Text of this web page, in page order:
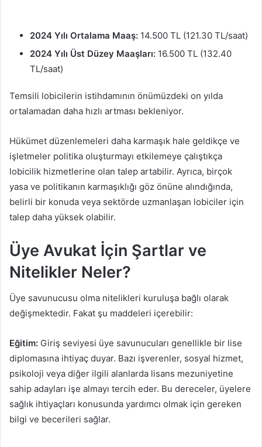
2024 Yılı Ortalama Maaş: 14.500 TL (121.30 TL/saat)
2024 Yılı Üst Düzey Maaşları: 16.500 TL (132.40
TL/saat)
Temsili lobicilerin istihdamının önümüzdeki on yılda
ortalamadan daha hızlı artması bekleniyor.
Hükümet düzenlemeleri daha karmaşık hale geldikçe ve
işletmeler politika oluşturmayı etkilemeye çalıştıkça
lobicilik hizmetlerine olan talep artabilir. Ayrıca, birçok
yasa ve politikanın karmaşıklığı göz önüne alındığında,
belirli bir konuda veya sektörde uzmanlaşan lobiciler için
talep daha yüksek olabilir.
Üye Avukat İçin Şartlar ve
Nitelikler Neler?
Üye savunucusu olma nitelikleri kuruluşa bağlı olarak
değişmektedir. Fakat şu maddeleri içerebilir:
Eğitim: Giriş seviyesi üye savunucuları genellikle bir lise
diplomasına ihtiyaç duyar. Bazı işverenler, sosyal hizmet,
psikoloji veya diğer ilgili alanlarda lisans mezuniyetine
sahip adayları işe almayı tercih eder. Bu dereceler, üyelere
sağlık ihtiyaçları konusunda yardımcı olmak için gereken
bilgi ve becerileri sağlar.